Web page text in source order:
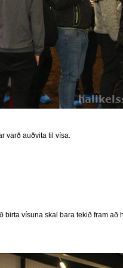
varð auðvita til vísa.
birta vísuna skal bara tekið fram